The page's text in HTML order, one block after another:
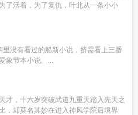
了活着，为了复仇，叶北从一条小小
里没有看过的船新小说，挤需看上三番
象节本小说。...
才，十六岁突破武道九重天踏入先天之
，却莫名其妙在进入神风学院后境界